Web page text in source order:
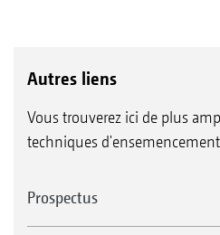
Autres liens
Vous trouverez ici de plus
techniques d'ensemencement
Prospectus